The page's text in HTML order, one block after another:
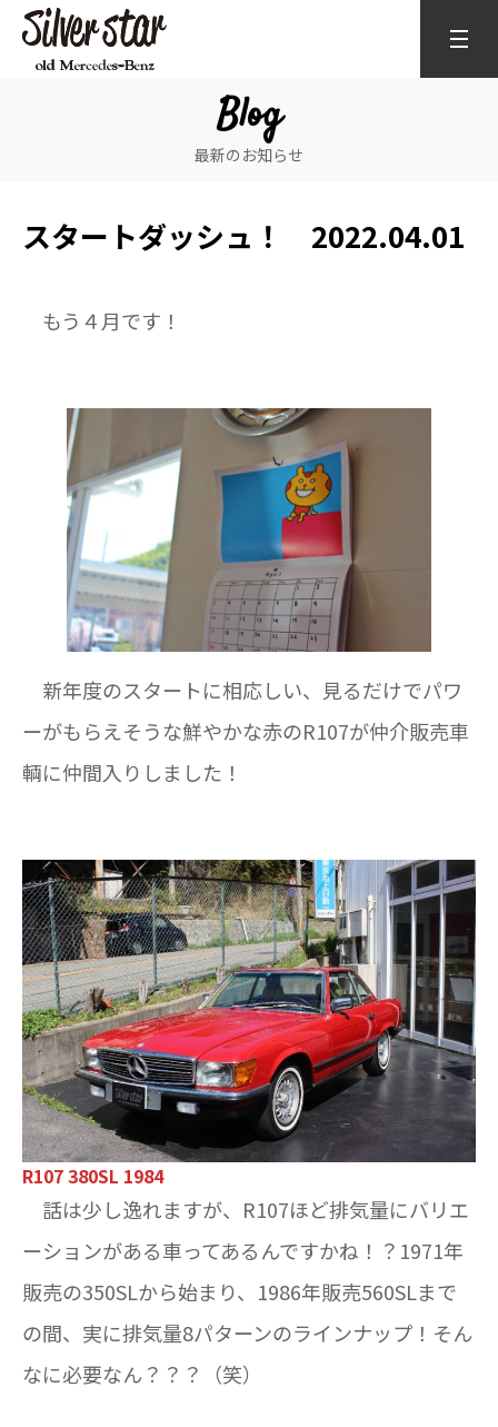
Blog
最新のお知らせ
スタートダッシュ！ 2022.04.01
もう４月です！
新年度のスタートに相応しい、見るだけでパワ
ーがもらえそうな鮮やかな赤のR107が仲介販売車
輌に仲間入りしました！
R107 380SL 1984
話は少し逸れますが、R107ほど排気量にバリエ
ーションがある車ってあるんですかね！？1971年
販売の350SLから始まり、1986年販売560SLまで
の間、実に排気量8パターンのラインナップ！そん
なに必要なん？？？（笑）